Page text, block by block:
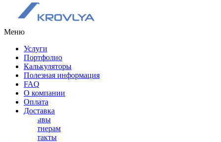
Меню
Услуги
Портфолио
Калькуляторы
Полезная информация
FAQ
О компании
Оплата
Доставка
Отзывы
Партнерам
Контакты